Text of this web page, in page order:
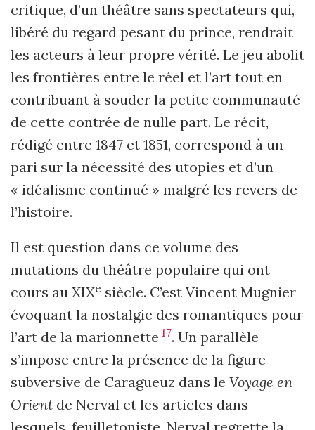
critique, d’un théâtre sans spectateurs qui,
libéré du regard pesant du prince, rendrait
les acteurs à leur propre vérité. Le jeu abolit
les frontières entre le réel et l’art tout en
contribuant à souder la petite communauté
de cette contrée de nulle part. Le récit,
rédigé entre 1847 et 1851, correspond à un
pari sur la nécessité des utopies et d’un
« idéalisme continué » malgré les revers de
l’histoire.
Il est question dans ce volume des
mutations du théâtre populaire qui ont
cours au XIXe siècle. C’est Vincent Mugnier
évoquant la nostalgie des romantiques pour
l’art de la marionnette 17. Un parallèle
s’impose entre la présence de la figure
subversive de Caragueuz dans le Voyage en
Orient de Nerval et les articles dans